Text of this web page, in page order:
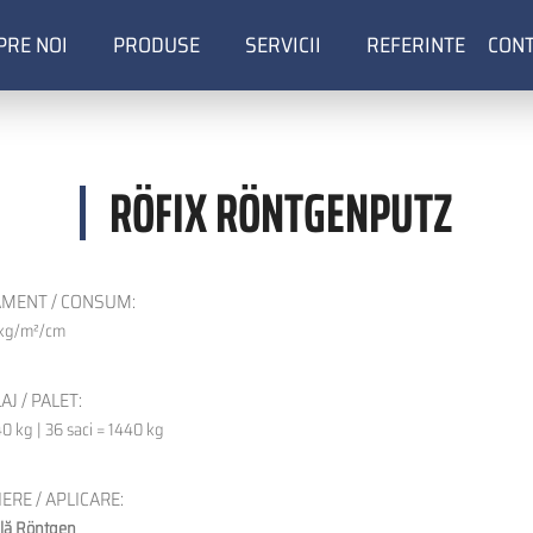
NOI PRODUSE SERVICII REFERINTE
RÖFIX RÖNTGENPUTZ
/ CONSUM:
m²/cm
/ PALET:
kg | 36 saci = 1440 kg
/ APLICARE: